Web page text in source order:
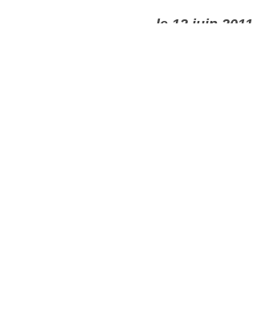
, le 12 juin 2011